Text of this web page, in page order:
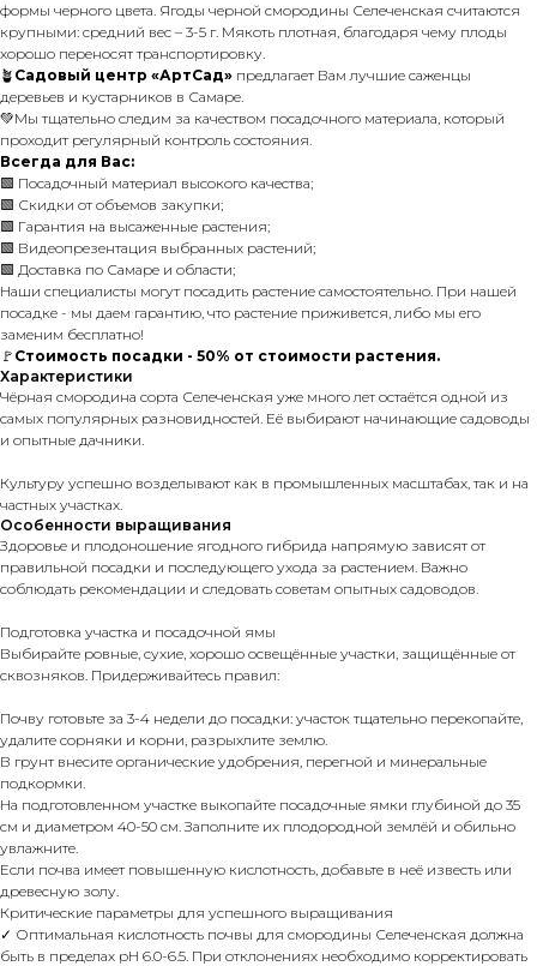
формы черного цвета. Ягоды черной смородины Селеченская считаются
крупными: средний вес – 3-5 г. Мякоть плотная, благодаря чему плоды
хорошо переносят транспортировку.
🪴 Садовый центр «АртСад» предлагает Вам лучшие саженцы
деревьев и кустарников в Самаре.
💚Мы тщательно следим за качеством посадочного материала, который
проходит регулярный контроль состояния.
Всегда для Вас:
🟩 Посадочный материал высокого качества;
🟩 Скидки от объемов закупки;
🟩 Гарантия на высаженные растения;
🟩 Видеопрезентация выбранных растений;
🟩 Доставка по Самаре и области;
Наши специалисты могут посадить растение самостоятельно. При нашей
посадке - мы даем гарантию, что растение приживется, либо мы его
заменим бесплатно!
🚩 Стоимость посадки - 50% от стоимости растения.
Характеристики
Чёрная смородина сорта Селеченская уже много лет остаётся одной из
самых популярных разновидностей. Её выбирают начинающие садоводы
и опытные дачники.
Культуру успешно возделывают как в промышленных масштабах, так и на
частных участках.
Особенности выращивания
Здоровье и плодоношение ягодного гибрида напрямую зависят от
правильной посадки и последующего ухода за растением. Важно
соблюдать рекомендации и следовать советам опытных садоводов.
Подготовка участка и посадочной ямы
Выбирайте ровные, сухие, хорошо освещённые участки, защищённые от
сквозняков. Придерживайтесь правил:
Почву готовьте за 3-4 недели до посадки: участок тщательно перекопайте,
удалите сорняки и корни, разрыхлите землю.
В грунт внесите органические удобрения, перегной и минеральные
подкормки.
На подготовленном участке выкопайте посадочные ямки глубиной до 35
см и диаметром 40-50 см. Заполните их плодородной землёй и обильно
увлажните.
Если почва имеет повышенную кислотность, добавьте в неё известь или
древесную золу.
Критические параметры для успешного выращивания
✓ Оптимальная кислотность почвы для смородины Селеченская должна
быть в пределах pH 6.0-6.5. При отклонениях необходимо корректировать